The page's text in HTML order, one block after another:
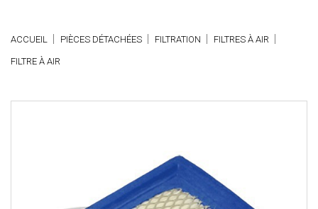
ACCUEIL PIÈCES DÉTACHÉES FILTRATION FILTRES À AIR
FILTRE À AIR